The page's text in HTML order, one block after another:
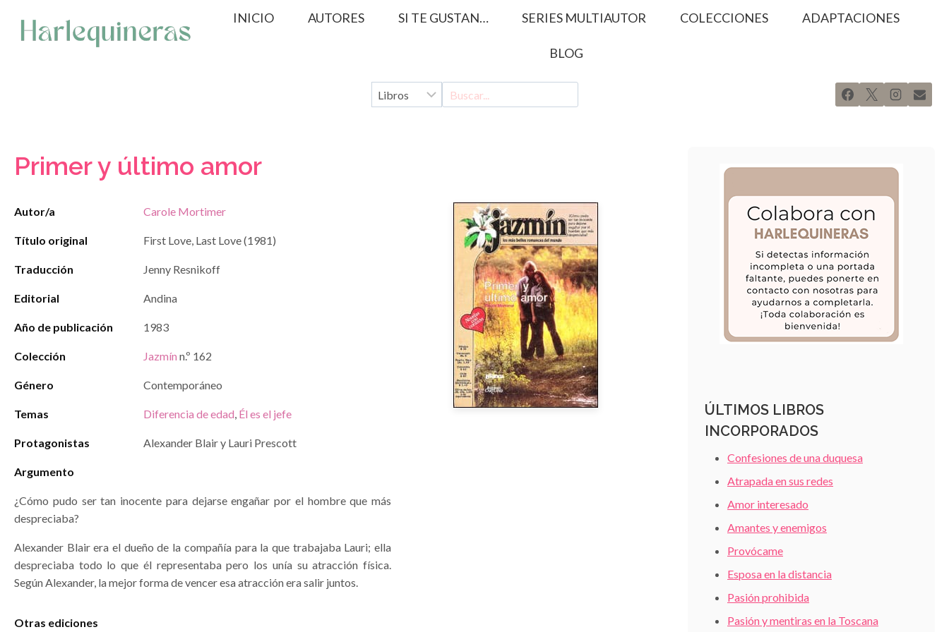
contenido
INICIO AUTORES SI TE GUSTAN… SERIES MULTIAUTOR COLECCIONES ADAPTACIONES
BLOG
Primer y último amor
Autor/a Carole Mortimer
Título original First Love, Last Love (1981)
Traducción Jenny Resnikoff
Editorial Andina
Año de publicación 1983
Colección Jazmín n.º 162
Género Contemporáneo
Temas Diferencia de edad, Él es el jefe
Protagonistas Alexander Blair y Lauri Prescott
Argumento
¿Cómo pudo ser tan inocente para dejarse engañar por el hombre que más
despreciaba?
Alexander Blair era el dueño de la compañía para la que trabajaba Lauri; ella
despreciaba todo lo que él representaba pero los unía su atracción física.
Según Alexander, la mejor forma de vencer esa atracción era salir juntos.
Otras ediciones
ÚLTIMOS LIBROS
INCORPORADOS
Confesiones de una duquesa
Atrapada en sus redes
Amor interesado
Amantes y enemigos
Provócame
Esposa en la distancia
Pasión prohibida
Pasión y mentiras en la Toscana